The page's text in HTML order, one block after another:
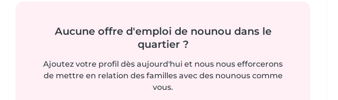
Aucune offre d'emploi de nounou dans le
quartier ?
Ajoutez votre profil dès aujourd'hui et nous nous efforcerons
de mettre en relation des familles avec des nounous comme
vous.